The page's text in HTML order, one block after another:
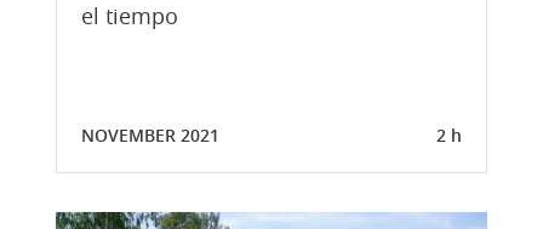
el tiempo
NOVEMBER 2021 2 h